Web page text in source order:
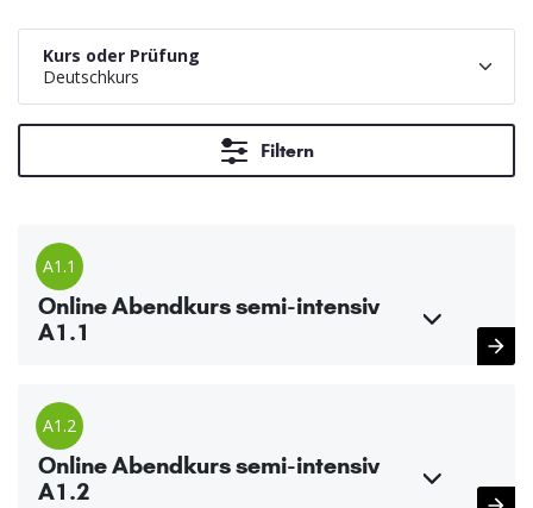
Kurs oder Prüfung
Deutschkurs
Filtern
A1.1
Online Abendkurs semi-intensiv
A1.1
A1.2
Online Abendkurs semi-intensiv
A1.2